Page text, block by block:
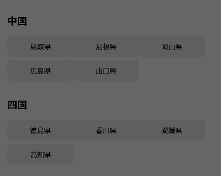
中国
鳥取県 島根県 岡山県
広島県 山口県
四国
徳島県 香川県 愛媛県
高知県